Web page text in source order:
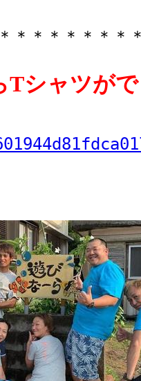
＊＊＊＊＊＊＊
Tシャツが